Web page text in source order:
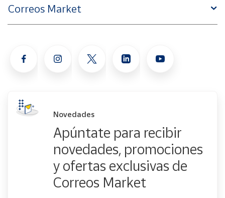
Correos Market
Novedades
Apúntate para recibir
novedades, promociones
y ofertas exclusivas de
Correos Market